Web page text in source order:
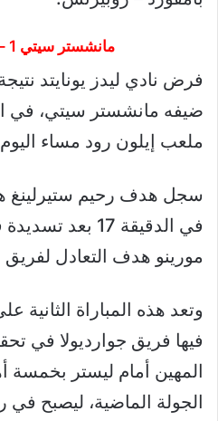
مانشستر سيتي 1 – 1 ليدز يونايتد
فرض نادي ليدز يونايتد
ضيفه مانشستر سيتي، في
ملعب إيلون رود مساء
سجل هدف رحيم
في الدقيقة 17
مورينو هدف التعادل لفريق
وتعد هذه المباراة الثانية
فيها فريق جوارديولا في
المهين أمام ليستر